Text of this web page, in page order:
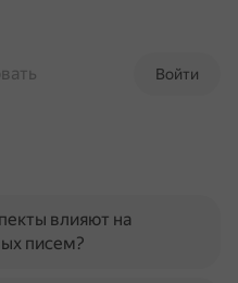
Войти
влияют на
писем?